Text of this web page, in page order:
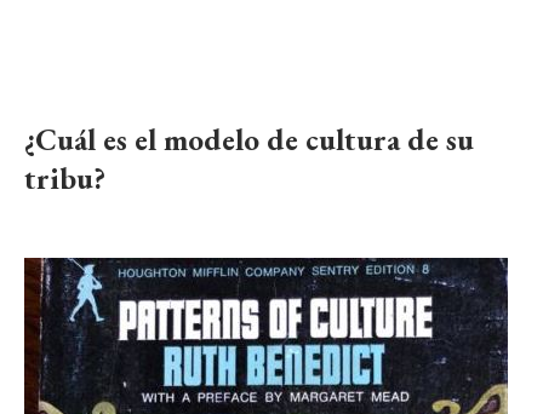
¿Cuál es el modelo de cultura de su
tribu?